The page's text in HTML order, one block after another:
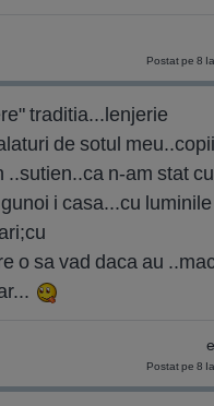
Postat pe 8
traditia...lenjerie
de sotul
..sutien..ca n-am stat
i casa...cu luminile
o sa vad daca au
Postat pe 8